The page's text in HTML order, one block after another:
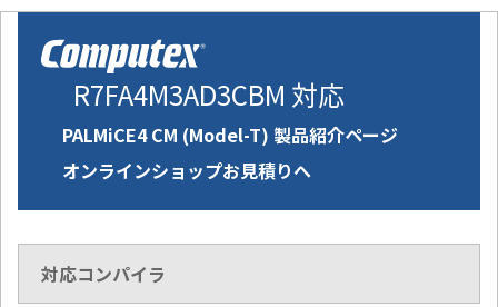
R7FA4M3AD3CBM 対応
PALMiCE4 CM (Model-T) 製品紹介ページ
オンラインショップお見積りへ
対応コンパイラ